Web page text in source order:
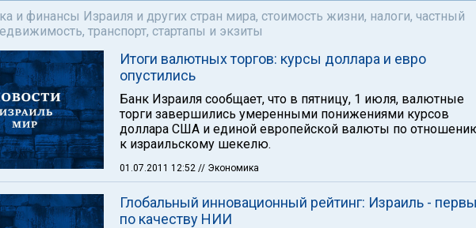
и финансы Израиля и других стран мира, стоимость жизни, налоги, частный
транспорт, стартапы и экзиты
Итоги валютных торгов: курсы доллара и евро
опустились
Банк Израиля сообщает, что в пятницу, 1 июля, валютные
торги завершились умеренными понижениями курсов
доллара США и единой европейской валюты по
к израильскому шекелю.
01.07.2011 12:52 // Экономика
Глобальный инновационный рейтинг: Израиль -
по качеству НИИ